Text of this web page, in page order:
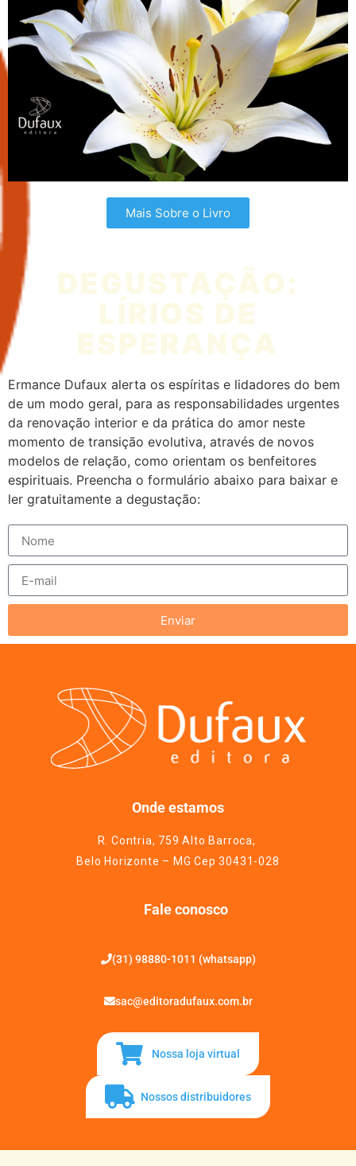
Mais Sobre o Livro
DEGUSTAÇÃO:
LÍRIOS DE
ESPERANÇA
Ermance Dufaux alerta os espíritas e lidadores do bem
de um modo geral, para as responsabilidades urgentes
da renovação interior e da prática do amor neste
momento de transição evolutiva, através de novos
modelos de relação, como orientam os benfeitores
espirituais. Preencha o formulário abaixo para baixar e
ler gratuitamente a degustação:
Enviar
Onde estamos
R. Contria, 759 Alto Barroca,
Belo Horizonte – MG Cep 30431-028
Fale conosco
(31) 98880-1011 (whatsapp)
sac@editoradufaux.com.br
Nossa loja virtual
Nossos distribuidores